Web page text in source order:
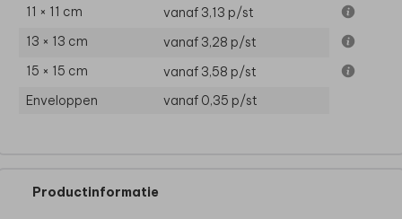
11 × 11 cm
vanaf 3,13 p/st
13 × 13 cm
vanaf 3,28 p/st
15 × 15 cm
vanaf 3,58 p/st
Enveloppen
vanaf 0,35 p/st
Productinformatie